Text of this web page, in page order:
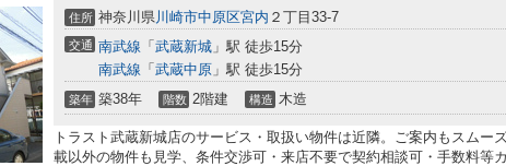
住所 神奈川県川崎市中原区宮内 ２丁目33-7
交通 南武線 「 武蔵新城 」駅 徒歩15分
南武線 「 武蔵中原 」駅 徒歩15分
築年 築38年 階数 2階建 構造 木造
トラスト武蔵新城店のサービス・取扱い物件は近隣。ご案内もスムー
載以外の物件も見学、条件交渉可・来店不要で契約相談可・手数料等